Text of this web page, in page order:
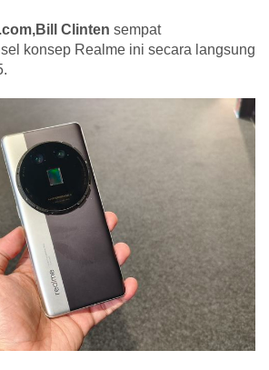
Clinten sempat
konsep Realme ini secara langsung